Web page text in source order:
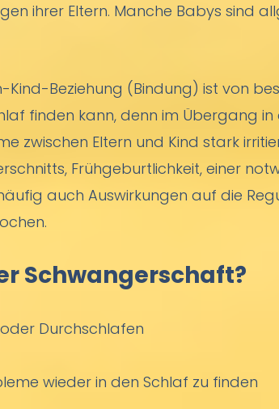
ihrer Eltern. Manche Babys sind
Beziehung (Bindung) ist von
finden kann, denn im Übergang
zwischen Eltern und Kind stark
Frühgeburtlichkeit, einer
auch Auswirkungen auf die
Schwangerschaft?
Durchschlafen
wieder in den Schlaf zu finden